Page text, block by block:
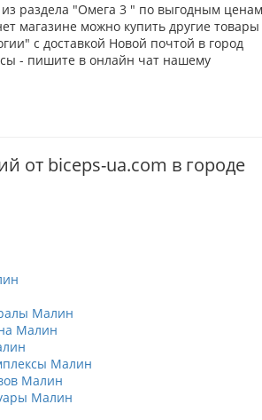
раздела "Омега 3 " по выгодным
магазине можно купить другие товары
с доставкой Новой почтой в город
- пишите в онлайн чат нашему
от biceps-ua.com в городе
Малин
Малин
Малин
Малин
Малин